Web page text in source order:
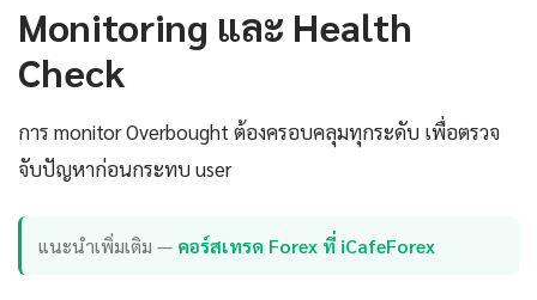
Monitoring และ Health
Check
การ monitor Overbought ต้องครอบคลุมทุกระดับ เพื่อตรวจ
จับปัญหาก่อนกระทบ user
แนะนำเพิ่มเติม — คอร์สเทรด Forex ที่ iCafeForex